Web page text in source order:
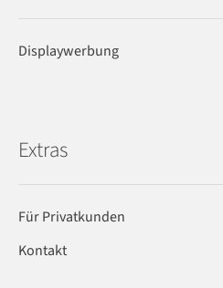
Displaywerbung
Extras
Für Privatkunden
Kontakt